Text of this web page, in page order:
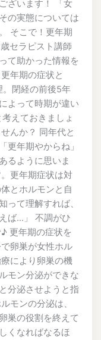
ざいます！ 「女
の実態については
そこで！更年期
セラピスト講師
て助かった情報を
年期の症状と
閉経の前後5年
よって時期が違い
えておきましょ
んか？ 同年代と
更年期やからね」
るように思いま
更年期症状は対
とホルモンと自
って理解すれば、
ば…」 不調がひ
更年期の症状を
卵巣が女性ホル
により卵巣の機
モン分泌ができな
分泌させようと指
モンの分泌は、
巣の役割を終えて
くなればなるほ